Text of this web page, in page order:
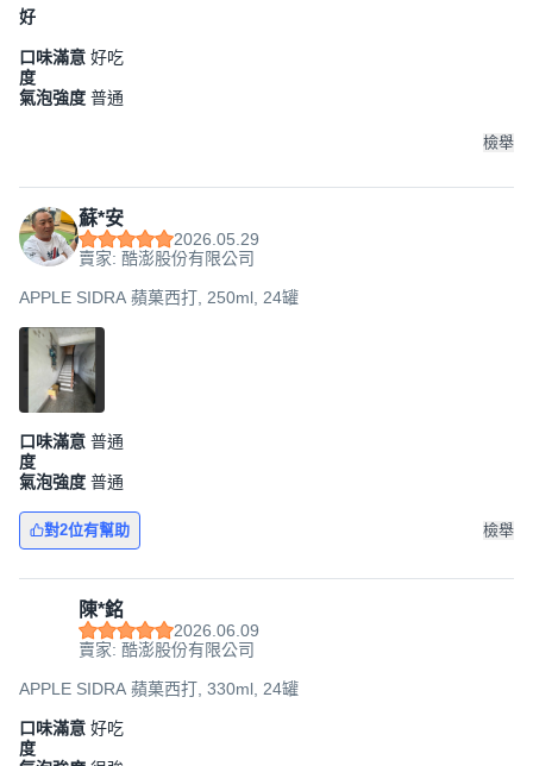
好
口味滿意
度
好吃
氣泡強度 普通
檢舉
蘇*安
2026.05.29
賣家: 酷澎股份有限公司
APPLE SIDRA 蘋菓西打, 250ml, 24罐
口味滿意
度
普通
氣泡強度 普通
對2位有幫助 檢舉
陳*銘
2026.06.09
賣家: 酷澎股份有限公司
APPLE SIDRA 蘋菓西打, 330ml, 24罐
口味滿意
度
好吃